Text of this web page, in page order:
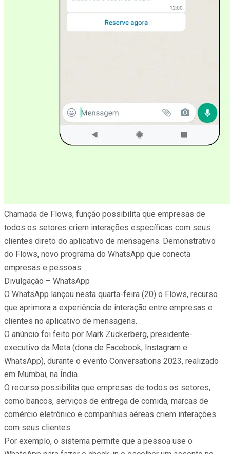
Chamada de Flows, função possibilita que empresas de
todos os setores criem interações específicas com seus
clientes direto do aplicativo de mensagens. Demonstrativo
do Flows, novo programa do WhatsApp que conecta
empresas e pessoas
Divulgação – WhatsApp
O WhatsApp lançou nesta quarta-feira (20) o Flows, recurso
que aprimora a experiência de interação entre empresas e
clientes no aplicativo de mensagens.
O anúncio foi feito por Mark Zuckerberg, presidente-
executivo da Meta (dona de Facebook, Instagram e
WhatsApp), durante o evento Conversations 2023, realizado
em Mumbai, na Índia.
O recurso possibilita que empresas de todos os setores,
como bancos, serviços de entrega de comida, marcas de
comércio eletrônico e companhias aéreas criem interações
com seus clientes.
Por exemplo, o sistema permite que a pessoa use o